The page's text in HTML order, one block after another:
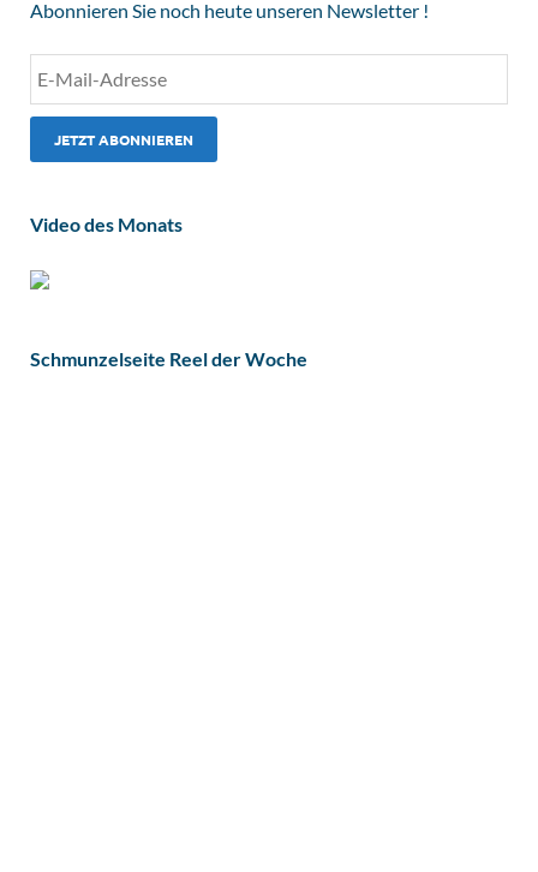
Abonnieren Sie noch heute unseren Newsletter !
Video des Monats
Schmunzelseite Reel der Woche